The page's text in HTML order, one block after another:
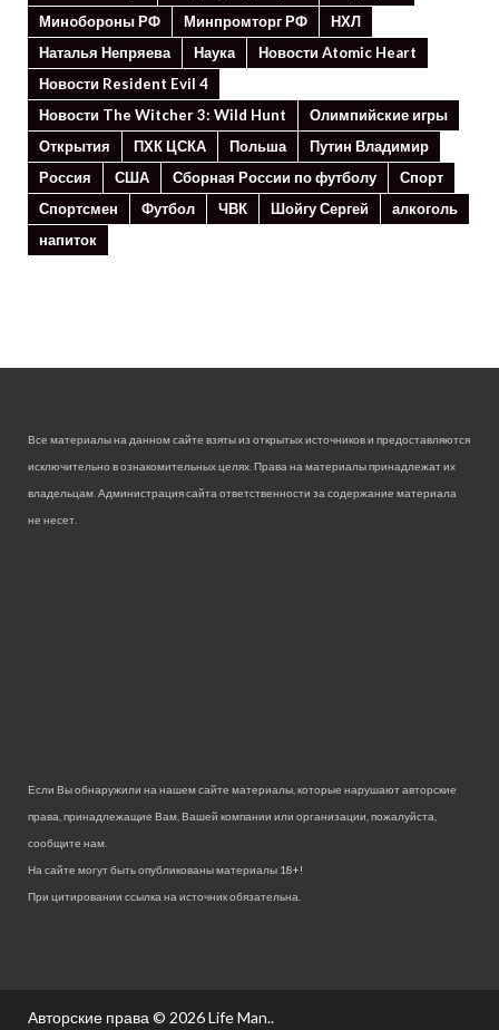
Минoбороны РФ
Минпромторг РФ
НХЛ
Наталья Непряева
Наука
Новости Atomic Heart
Новости Resident Evil 4
Новости The Witcher 3: Wild Hunt
Олимпийские игры
Открытия
ПХК ЦСКА Польша
Путин Владимир
Россия
США Сборная России по футболу
Спорт
Спортсмен
Футбол ЧВК Шойгу Сергей
алкоголь
напиток
Все материалы на данном сайте взяты из открытых источников и предоставляются
исключительно в ознакомительных целях. Права на материалы принадлежат их
владельцам. Администрация сайта ответственности за содержание материала
не несет.
Если Вы обнаружили на нашем сайте материалы, которые нарушают авторские
права, принадлежащие Вам, Вашей компании или организации, пожалуйста,
сообщите нам.
На сайте могут быть опубликованы материалы 18+!
При цитировании ссылка на источник обязательна.
Авторские права © 2026Life Man..